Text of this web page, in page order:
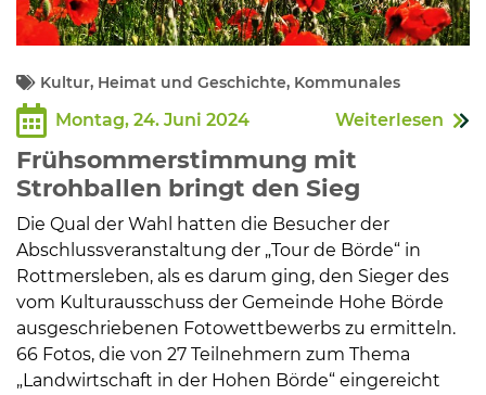
Kultur, Heimat und Geschichte, Kommunales
Montag, 24. Juni 2024 Weiterlesen
Frühsommerstimmung mit
Strohballen bringt den Sieg
Die Qual der Wahl hatten die Besucher der
Abschlussveranstaltung der „Tour de Börde“ in
Rottmersleben, als es darum ging, den Sieger des
vom Kulturausschuss der Gemeinde Hohe Börde
ausgeschriebenen Fotowettbewerbs zu ermitteln.
66 Fotos, die von 27 Teilnehmern zum Thema
„Landwirtschaft in der Hohen Börde“ eingereicht